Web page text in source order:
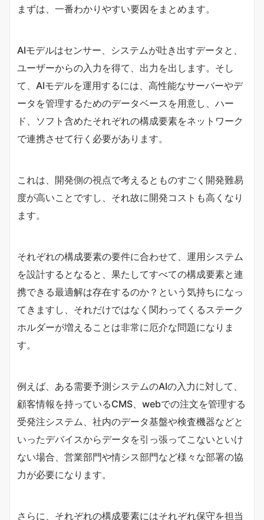
まずは、一番わかりやすい要因をまとめます。
AIモデルはセンサー、システムが吐き出すデータと、
ユーザーからの入力を得て、出力を出します。そし
て、AIモデルを運用するには、高性能なサーバーやデ
ータを管理するためのデータベースを用意し、ハー
ド、ソフト含めたそれぞれの構成要素をネットワーク
で連携させて行く必要があります。
これは、開発側の視点で考えるとものすごく開発難易
度が高いことですし、それ故に開発コストも高くなり
ます。
それぞれの構成要素の要件に合わせて、運用システム
を設計するとなると、果たしてすべての構成要素と連
携できる最適解は存在するのか？という気持ちになっ
てきますし、それだけではなく関わってくるステーク
ホルダーが増えることは非常に厄介な問題になりま
す。
例えば、ある需要予測システムのAIの入力に対して、
顧客情報を持っているCMS、webでの注文を管理する
受発注システム、社内のデータ基盤や検査機器などと
いったデバイスからデータを引っ張ってこないといけ
ない場合、営業部門や情シス部門など様々な部署の協
力が必要になります。
さらに、それぞれの構成要素にはそれぞれ保守を担当